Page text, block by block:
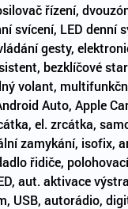
řízení,
svícení, LED denní
gesty,
bezklíčové
volant,
Auto, Apple
el. zrcátka,
zamykání, isofix,
řidiče,
aut. aktivace
USB, autorádio,